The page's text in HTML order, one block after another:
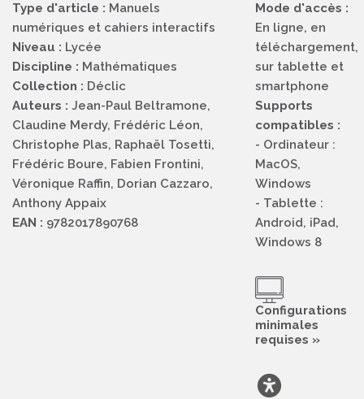
Type d'article : Manuels
numériques et cahiers interactifs
Niveau : Lycée
Discipline : Mathématiques
Collection : Déclic
Auteurs : Jean-Paul Beltramone,
Claudine Merdy, Frédéric Léon,
Christophe Plas, Raphaël Tosetti,
Frédéric Boure, Fabien Frontini,
Véronique Raffin, Dorian Cazzaro,
Anthony Appaix
EAN : 9782017890768
Mode d'accès :
En ligne, en
téléchargement,
sur tablette et
smartphone
Supports
compatibles :
- Ordinateur :
MacOS,
Windows
- Tablette :
Android, iPad,
Windows 8
Configurations
minimales
requises »